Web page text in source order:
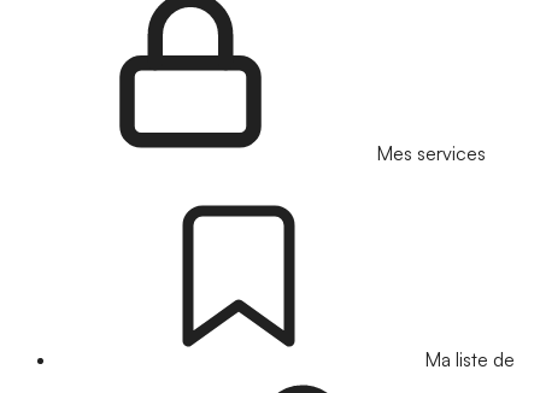
Mes services
Ma liste de